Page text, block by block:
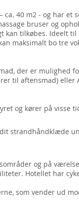
ca. 40 m2 - og har et
bruser og
kan tilkøbes. Ideelt
maksimalt bo tre
der er mulighed
til aftensmad) eller
og kører på visse
strandhåndklæde
og på
Hotellet har
som vender ud